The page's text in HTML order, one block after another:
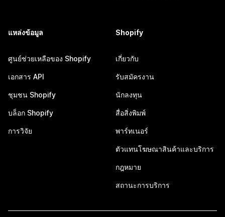
แหล่งข้อมูล
ศูนย์ช่วยเหลือของ Shopify
เอกสาร API
ชุมชน Shopify
บล็อก Shopify
การวิจัย
Shopify
เกี่ยวกับ
รับสมัครงาน
นักลงทุน
สื่อสิ่งพิมพ์
พาร์ทเนอร์
ตัวแทนโฆษณาสินค้าและบริการ
กฎหมาย
สถานะการบริการ